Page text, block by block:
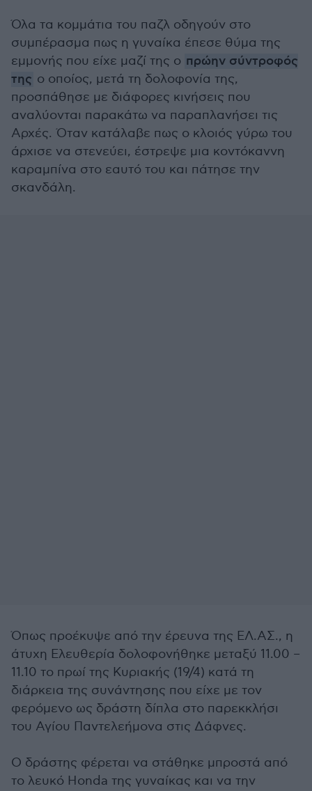
Όλα τα κομμάτια του παζλ οδηγούν στο
συμπέρασμα πως η γυναίκα έπεσε θύμα της
εμμονής που είχε μαζί της ο πρώην σύντροφός
της ο οποίος, μετά τη δολοφονία της,
προσπάθησε με διάφορες κινήσεις που
αναλύονται παρακάτω να παραπλανήσει τις
Αρχές. Όταν κατάλαβε πως ο κλοιός γύρω του
άρχισε να στενεύει, έστρεψε μια κοντόκαννη
καραμπίνα στο εαυτό του και πάτησε την
σκανδάλη.
Όπως προέκυψε από την έρευνα της ΕΛ.ΑΣ., η
άτυχη Ελευθερία δολοφονήθηκε μεταξύ 11.00 –
11.10 το πρωί της Κυριακής (19/4) κατά τη
διάρκεια της συνάντησης που είχε με τον
φερόμενο ως δράστη δίπλα στο παρεκκλήσι
του Αγίου Παντελεήμονα στις Δάφνες.
Ο δράστης φέρεται να στάθηκε μπροστά από
το λευκό Honda της γυναίκας και να την